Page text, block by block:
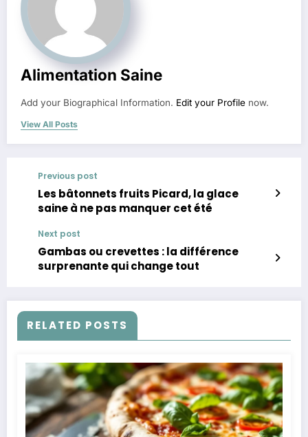
Alimentation Saine
Add your Biographical Information. Edit your Profile now.
View All Posts
Previous post
Les bâtonnets fruits Picard, la glace
saine à ne pas manquer cet été
Next post
Gambas ou crevettes : la différence
surprenante qui change tout
RELATED POSTS